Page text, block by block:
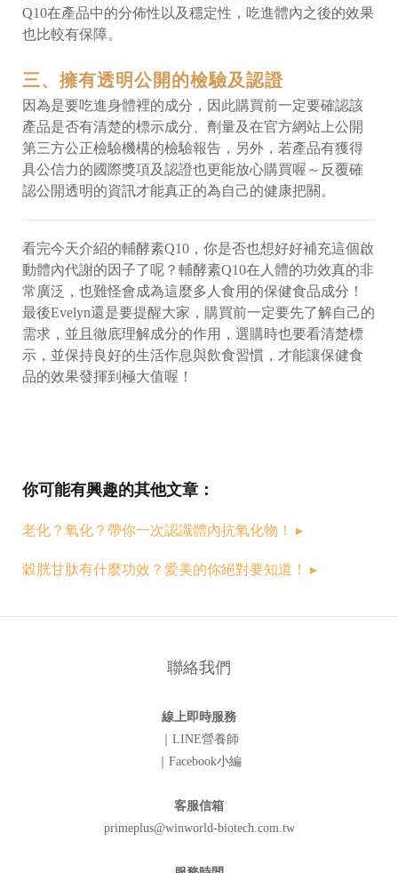
Q10在產品中的分佈性以及穩定性，吃進體內之後的效果
也比較有保障。
三、擁有透明公開的檢驗及認證
因為是要吃進身體裡的成分，因此購買前一定要確認該
產品是否有清楚的標示成分、劑量及在官方網站上公開
第三方公正檢驗機構的檢驗報告，另外，若產品有獲得
具公信力的國際獎項及認證也更能放心購買喔～反覆確
認公開透明的資訊才能真正的為自己的健康把關。
看完今天介紹的輔酵素Q10，你是否也想好好補充這個啟
動體內代謝的因子了呢？輔酵素Q10在人體的功效真的非
常廣泛，也難怪會成為這麼多人食用的保健食品成分！
最後Evelyn還是要提醒大家，購買前一定要先了解自己的
需求，並且徹底理解成分的作用，選購時也要看清楚標
示，並保持良好的生活作息與飲食習慣，才能讓保健食
品的效果發揮到極大值喔！
你可能有興趣的其他文章：
老化？氧化？帶你一次認識體內抗氧化物！ ▸
穀胱甘肽有什麼功效？愛美的你絕對要知道！ ▸
聯絡我們
線上即時服務
｜LINE營養師
｜Facebook小編
客服信箱
primeplus@winworld-biotech.com.tw